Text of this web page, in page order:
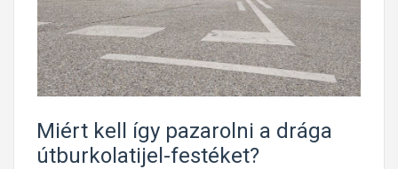
n
d
ő
r
t
a
k
Miért kell így pazarolni a drága
útburkolatijel-festéket?